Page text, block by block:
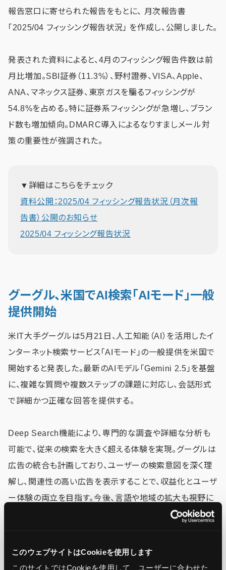
このウェブサイトはCookieを使用します
このサイトではCookieを使用して、ユーザーに合わせた
報告窓口に寄せられた報告をもとに、 月次報告書
「2025/04 フィッシング報告状況」 を作成し、公開しました。
発表された資料によると、4月のフィッシング報告件数は前
月比増加。SBI証券（11.3%）、野村證券、VISA、Apple、
ANA、マネックス証券、東京ガスを騙るフィッシングが
54.8%を占める。特に証券系フィッシングが急増し、ブラン
ド数も増加傾向。DMARC導入によるなりすましメール対
策の重要性が強調された。
▼詳細はこちらをチェック
資料公開：2025/04 フィッシング報告状況（月次報
告書）公開のお知らせ
2025/04 フィッシング報告状況
グーグル、米国でAI検索「AIモード」一般
提供開始
米IT大手グーグルは5月21日、人工知能（AI）を活用したイ
ンターネット検索サービス「AIモード」の一般提供を米国で
開始すると発表した。最新のAIモデル「Gemini 2.5」を基盤
に、複雑な質問や複数ステップの課題に対応し、会話形式
で詳細かつ正確な回答を提供する。
Deep Search機能により、専門的な調査や詳細な分析も
可能で、従来の検索を大きく超える体験を実現。グーグルは
広告の統合も計画しており、ユーザーの検索意図を深く理
解し、関連性の高い広告を表示することで、収益化とユーザ
ー体験の両立を目指す。今後、言語や地域の拡大も視野に
▼詳細はこちらをチェック